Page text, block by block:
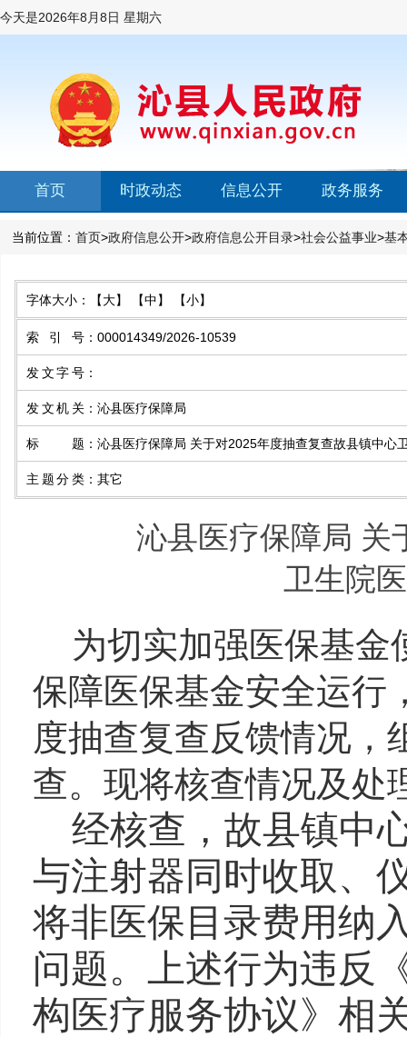
今天是2026年8月8日 星期六
首页 时政动态 信息公开 政务服务
当前位置： 首页>政府信息公开>政府信息公开目录>社会公益事业>基
字体大小： 【大】 【中】 【小】
索引号 ： 000014349/2026-10539
发文字号 ：
发文机关 ： 沁县医疗保障局
标题 ： 沁县医疗保障局 关于对2025年度抽查复查故县镇中心
主题分类 ： 其它
沁县医疗保障局 关
卫生院
为切实加强医保基
保障医保基金安全运行
度抽查复查反馈情况，
查。现将核查情况及处
经核查，故县镇中
与注射器同时收取、
将非医保目录费用纳
问题。上述行为违反
构医疗服务协议》相